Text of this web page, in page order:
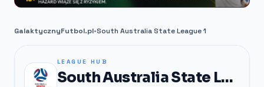
GalaktycznyFutbol.pl•South Australia State League 1
LEAGUE HUB
South Australia State League 1